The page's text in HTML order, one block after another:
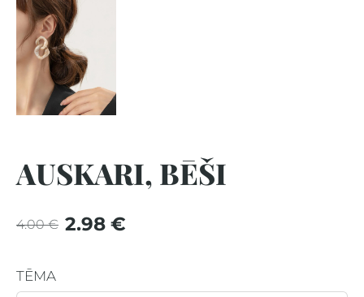
AUSKARI, BĒŠI
4.00 € 2.98 €
TĒMA